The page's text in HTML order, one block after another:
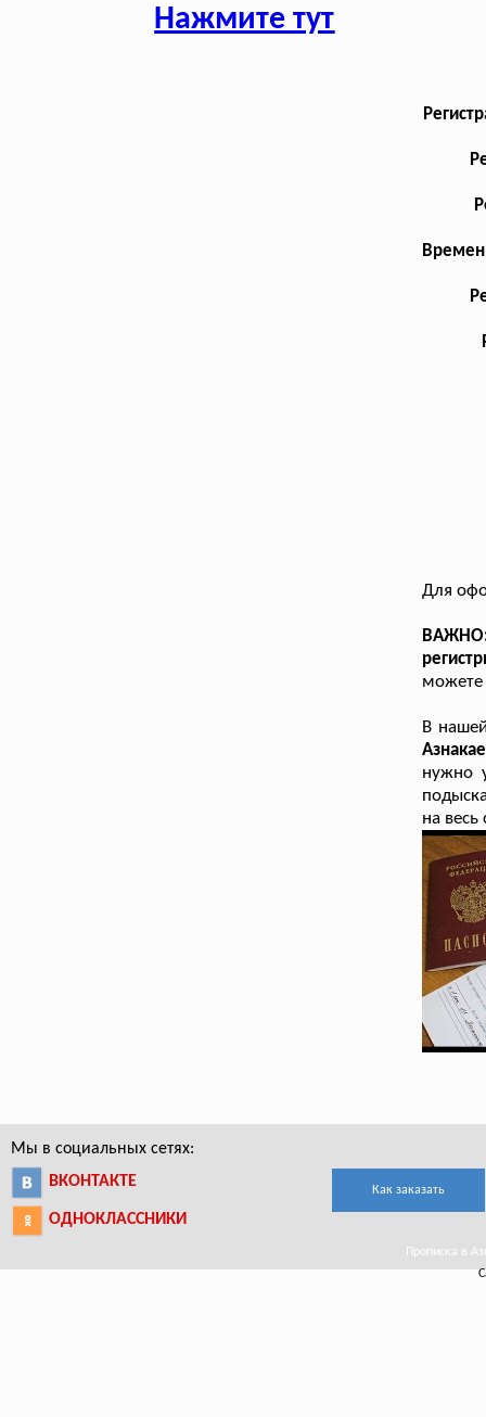
Нажмите тут
Для
ВАЖНО:
можете
В
нужно
на весь
Мы в социальных сетях:
ВКОНТАКТЕ
ОДНОКЛАССНИКИ
Как заказать
Прописка в